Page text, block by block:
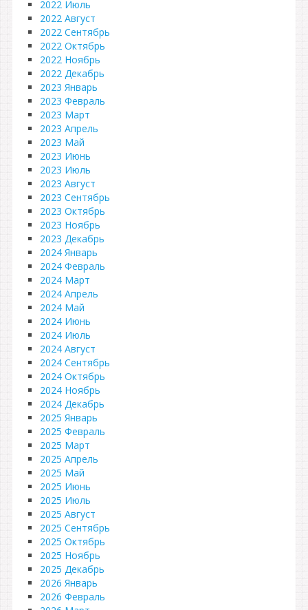
2022 Июль
2022 Август
2022 Сентябрь
2022 Октябрь
2022 Ноябрь
2022 Декабрь
2023 Январь
2023 Февраль
2023 Март
2023 Апрель
2023 Май
2023 Июнь
2023 Июль
2023 Август
2023 Сентябрь
2023 Октябрь
2023 Ноябрь
2023 Декабрь
2024 Январь
2024 Февраль
2024 Март
2024 Апрель
2024 Май
2024 Июнь
2024 Июль
2024 Август
2024 Сентябрь
2024 Октябрь
2024 Ноябрь
2024 Декабрь
2025 Январь
2025 Февраль
2025 Март
2025 Апрель
2025 Май
2025 Июнь
2025 Июль
2025 Август
2025 Сентябрь
2025 Октябрь
2025 Ноябрь
2025 Декабрь
2026 Январь
2026 Февраль